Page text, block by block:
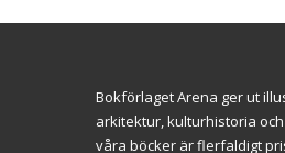
Bokförlaget Arena ger ut
arkitektur, kulturhistoria
våra böcker är flerfaldigt